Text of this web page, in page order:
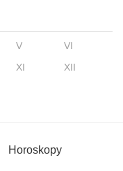
V
VI
XI XII
Horoskopy